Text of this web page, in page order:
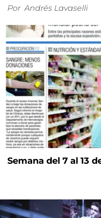
Por Andrés Lavaselli
Semana del 7 al 13